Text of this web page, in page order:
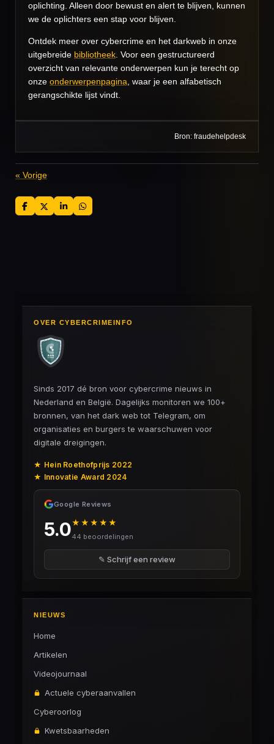
oplichting. Alleen door bewust en alert te blijven, kunnen
we de oplichters een stap voor blijven.
Ontdek meer over cybercrime en het darkweb in onze
uitgebreide bibliotheek. Voor een gestructureerd
overzicht van relevante onderwerpen kun je terecht op
onze onderwerpenpagina, waar je een alfabetisch
gerangschikte lijst vindt.
Bron: fraudehelpdesk
« Vorige
D
e
D
e
S
h
D
e
OVER CYBERCRIMEINFO
Sinds 2017 dé bron voor cybercrime nieuws in
Nederland en België. Dagelijks monitoren we 100+
bronnen, van het dark web tot Telegram, om
organisaties en burgers te waarschuwen voor
digitale dreigingen.
★ Hein Roethofprijs 2022
★ Innovatie Award 2024
Google Reviews
5.0★★★★★
44 beoordelingen
✎ Schrijf een review
NIEUWS
Home
Artikelen
Videojournaal
Actuele cyberaanvallen
Cyberoorlog
Kwetsbaarheden